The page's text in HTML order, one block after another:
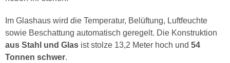
Im Glashaus wird die Temperatur, Belüftung, Luftfeuchte
sowie Beschattung automatisch geregelt. Die Konstruktion
aus Stahl und Glas ist stolze 13,2 Meter hoch und 54
Tonnen schwer.